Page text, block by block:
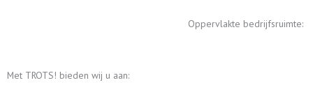
Oppervlakte bedrijfsruimte:
Met TROTS! bieden wij u aan: